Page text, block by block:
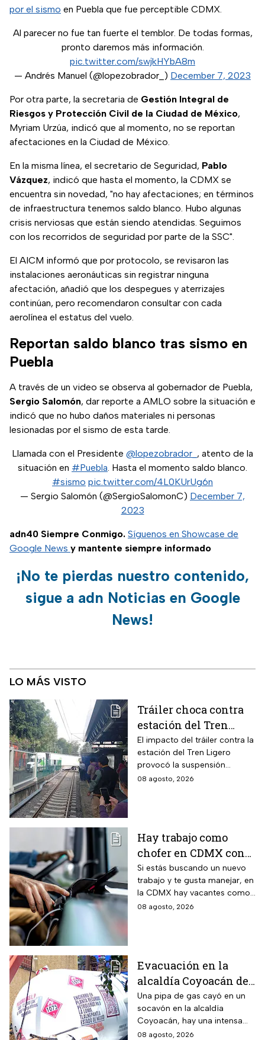
por el sismo en Puebla que fue perceptible CDMX.
Al parecer no fue tan fuerte el temblor. De todas formas,
pronto daremos más información.
pic.twitter.com/swjkHYbA8m
— Andrés Manuel (@lopezobrador_) December 7, 2023
Por otra parte, la secretaria de Gestión Integral de
Riesgos y Protección Civil de la Ciudad de México,
Myriam Urzúa, indicó que al momento, no se reportan
afectaciones en la Ciudad de México.
En la misma línea, el secretario de Seguridad, Pablo
Vázquez, indicó que hasta el momento, la CDMX se
encuentra sin novedad, "no hay afectaciones; en términos
de infraestructura tenemos saldo blanco. Hubo algunas
crisis nerviosas que están siendo atendidas. Seguimos
con los recorridos de seguridad por parte de la SSC".
El AICM informó que por protocolo, se revisaron las
instalaciones aeronáuticas sin registrar ninguna
afectación, añadió que los despegues y aterrizajes
continúan, pero recomendaron consultar con cada
aerolínea el estatus del vuelo.
Reportan saldo blanco tras sismo en
Puebla
A través de un video se observa al gobernador de Puebla,
Sergio Salomón, dar reporte a AMLO sobre la situación e
indicó que no hubo daños materiales ni personas
lesionadas por el sismo de esta tarde.
Llamada con el Presidente @lopezobrador_ , atento de la
situación en #Puebla. Hasta el momento saldo blanco.
#sismo pic.twitter.com/4L0KUrUg6n
— Sergio Salomón (@SergioSalomonC) December 7,
2023
adn40 Siempre Conmigo. Síguenos en Showcase de
Google News y mantente siempre informado
¡No te pierdas nuestro contenido,
sigue a adn Noticias en Google
News!
LO MÁS VISTO
Tráiler choca contra
estación del Tren
Ligero en CDMX
El impacto del tráiler contra la
estación del Tren Ligero
provocó la suspensión
momentánea del servicio
08 agosto, 2026
Hay trabajo como
chofer en CDMX con
sueldo de 13 mil 500
pesos; requisitos para
aplicar
Si estás buscando un nuevo
trabajo y te gusta manejar, en
la CDMX hay vacantes como
chofer y aquí te decimos
08 agosto, 2026
Evacuación en la
alcaldía Coyoacán de
CDMX tras caída de
una pipa en un
socavón
Una pipa de gas cayó en un
socavón en la alcaldía
Coyoacán, hay una intensa
movilización de servicios de
08 agosto, 2026